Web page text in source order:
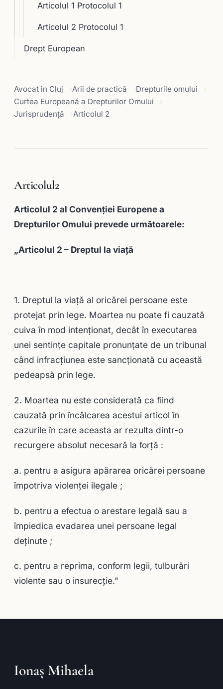
Articolul 1 Protocolul 1
Articolul 2 Protocolul 1
Drept European
Avocat in Cluj Arii de practică
Drepturile omului
Curtea Europeană a Drepturilor Omului
Jurisprudență
Articolul 2
Articolul2
Articolul 2 al Convenţiei Europene a
Drepturilor Omului prevede următoarele:
„Articolul 2 – Dreptul la viaţă
1. Dreptul la viaţă al oricărei persoane este
protejat prin lege. Moartea nu poate fi cauzată
cuiva în mod intenţionat, decât în executarea
unei sentinţe capitale pronunţate de un tribunal
când infracţiunea este sancţionată cu această
pedeapsă prin lege.
2. Moartea nu este considerată ca fiind
cauzată prin încălcarea acestui articol în
cazurile în care aceasta ar rezulta dintr-o
recurgere absolut necesară la forţă :
a. pentru a asigura apărarea oricărei persoane
împotriva violenţei ilegale ;
b. pentru a efectua o arestare legală sau a
împiedica evadarea unei persoane legal
deţinute ;
c. pentru a reprima, conform legii, tulburări
violente sau o insurecţie."
Ionaș Mihaela